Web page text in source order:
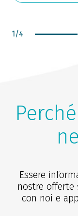
1/4
Essere
nostre offerte
con noi e